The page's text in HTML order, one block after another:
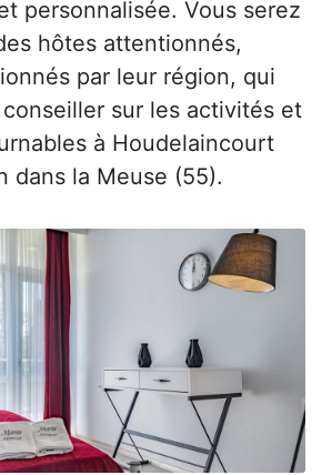
personnalisée. Vous serez
hôtes attentionnés,
par leur région, qui
sur les activités et
à Houdelaincourt
dans la Meuse (55).